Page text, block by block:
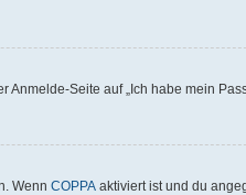
Seite auf „Ich habe mein
Wenn COPPA aktiviert ist und du